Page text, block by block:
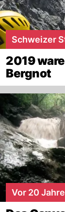
Schweizer
2019
Bergnot
Vor 20